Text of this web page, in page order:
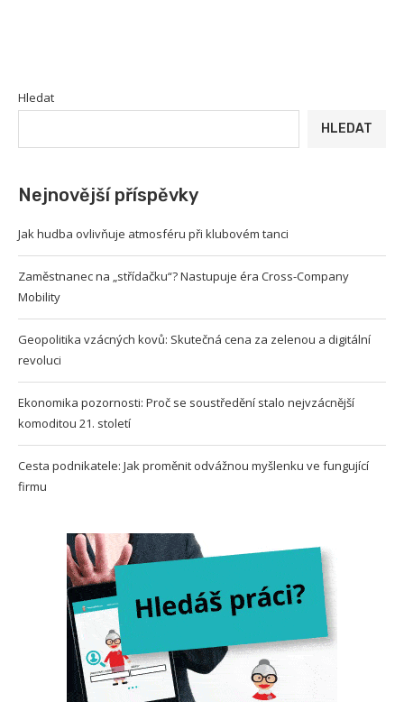
Hledat
HLEDAT
Nejnovější příspěvky
Jak hudba ovlivňuje atmosféru při klubovém tanci
Zaměstnanec na „střídačku“? Nastupuje éra Cross-Company
Mobility
Geopolitika vzácných kovů: Skutečná cena za zelenou a digitální
revoluci
Ekonomika pozornosti: Proč se soustředění stalo nejvzácnější
komoditou 21. století
Cesta podnikatele: Jak proměnit odvážnou myšlenku ve fungující
firmu